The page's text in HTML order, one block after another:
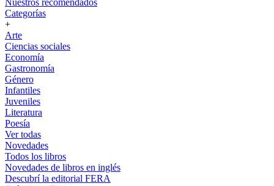
Nuestros recomendados
Categorías
+
Arte
Ciencias sociales
Economía
Gastronomía
Género
Infantiles
Juveniles
Literatura
Poesía
Ver todas
Novedades
Todos los libros
Novedades de libros en inglés
Descubrí la editorial FERA